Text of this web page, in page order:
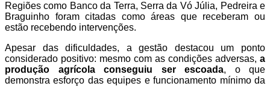
Regiões como Banco da Terra, Serra da Vó Júlia, Pedreira e
Braguinho foram citadas como áreas que receberam ou
estão recebendo intervenções.
Apesar das dificuldades, a gestão destacou um ponto
considerado positivo: mesmo com as condições adversas, a
produção agrícola conseguiu ser escoada, o que
demonstra esforço das equipes e funcionamento mínimo da